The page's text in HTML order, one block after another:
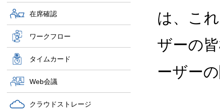
在席確認
ワークフロー
タイムカード
Web会議
クラウドストレージ
は、こ
ザーの
ーザー